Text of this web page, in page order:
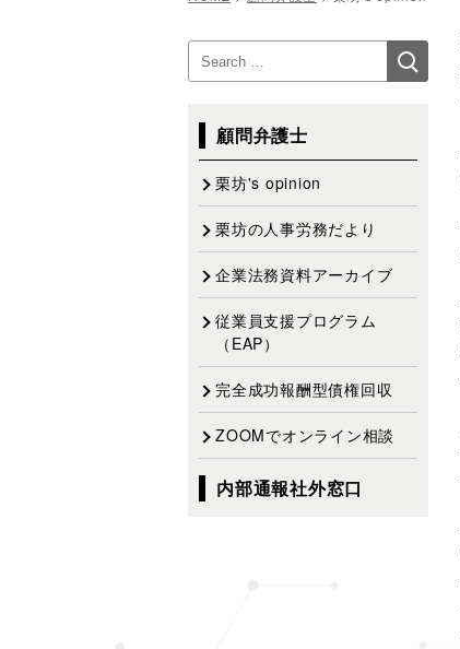
検
索:
検
索
顧問弁護士
栗坊's opinion
栗坊の人事労務だより
企業法務資料アーカイブ
従業員支援プログラム
（EAP）
完全成功報酬型債権回収
ZOOMでオンライン相談
内部通報社外窓口